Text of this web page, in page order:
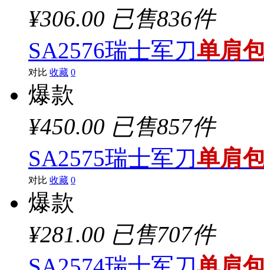
¥306.00 已售836件
SA2576瑞士军刀单肩
对比 收藏 0
爆款
¥450.00 已售857件
SA2575瑞士军刀单肩
对比 收藏 0
爆款
¥281.00 已售707件